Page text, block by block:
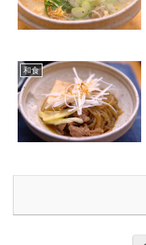
和食